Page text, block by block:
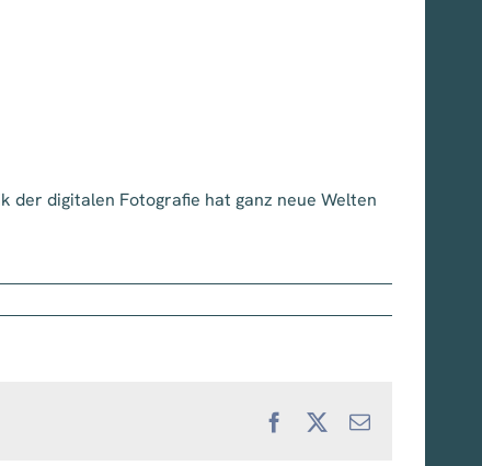
der digitalen Fotografie hat ganz neue Welten
FacebookE-